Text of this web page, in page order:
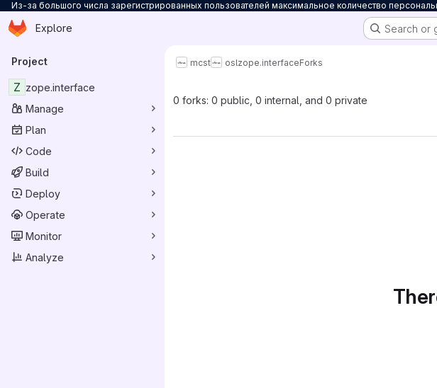
Из-за большого числа зарегистрированных пользователей максимальное количество
Skip to main content
Homepage
Explore Search or
Primary navigation
Project
Z zope.interface
Manage
Plan
Code
Build
Deploy
Operate
Monitor
Analyze
mcst oslzope.interfaceForks
0 forks: 0 public, 0 internal, and 0 private